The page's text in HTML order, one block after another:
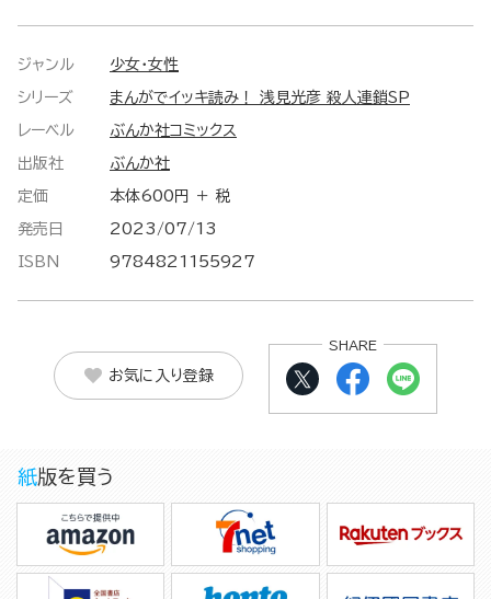
ジャンル 少女・女性
シリーズ まんがでイッキ読み！ 浅見光彦 殺人連鎖SP
レーベル ぶんか社コミックス
出版社 ぶんか社
定価 本体600円 ＋ 税
発売日 2023/07/13
ISBN 9784821155927
お気に入り登録
SHARE
紙版を買う